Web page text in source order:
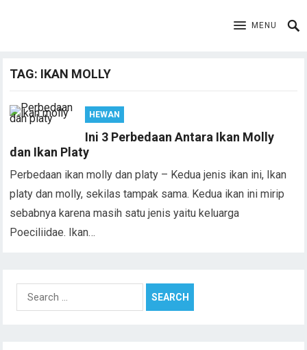
MENU
TAG: IKAN MOLLY
HEWAN
Ini 3 Perbedaan Antara Ikan Molly
dan Ikan Platy
Perbedaan ikan molly dan platy – Kedua jenis ikan ini, Ikan
platy dan molly, sekilas tampak sama. Kedua ikan ini mirip
sebabnya karena masih satu jenis yaitu keluarga
Poeciliidae. Ikan…
Search
for: